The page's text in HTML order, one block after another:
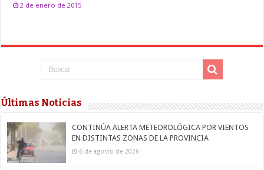
2 de enero de 2015
Últimas Noticias
CONTINÚA ALERTA METEOROLÓGICA POR VIENTOS
EN DISTINTAS ZONAS DE LA PROVINCIA
6 de agosto de 2026